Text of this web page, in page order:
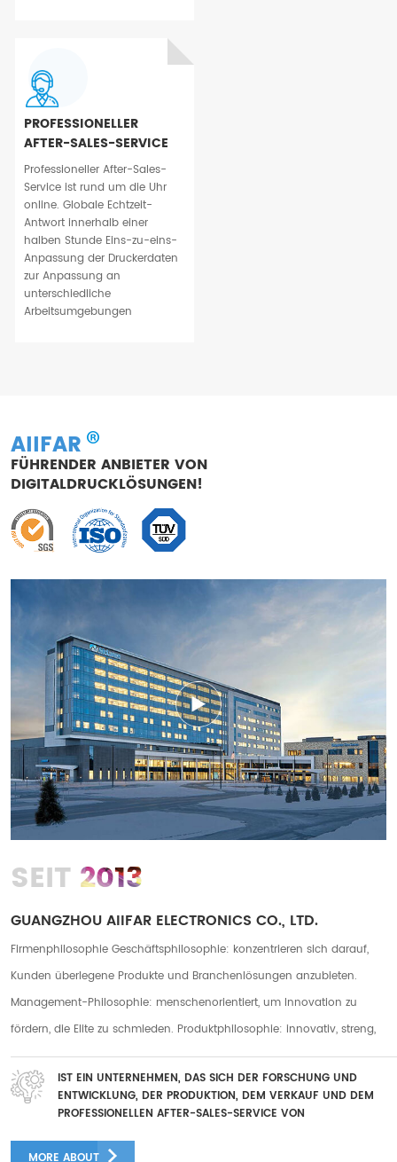
PROFESSIONELLER
AFTER-SALES-SERVICE
Professioneller After-Sales-
Service ist rund um die Uhr
online. Globale Echtzeit-
Antwort innerhalb einer
halben Stunde Eins-zu-eins-
Anpassung der Druckerdaten
zur Anpassung an
unterschiedliche
Arbeitsumgebungen
AIIFAR
FÜHRENDER ANBIETER VON
DIGITALDRUCKLÖSUNGEN!
SEIT 2013
GUANGZHOU AIIFAR ELECTRONICS CO., LTD.
Firmenphilosophie Geschäftsphilosophie: konzentrieren sich darauf,
Kunden überlegene Produkte und Branchenlösungen anzubieten.
Management-Philosophie: menschenorientiert, um Innovation zu
fördern, die Elite zu schmieden. Produktphilosophie: innovativ, streng,
praktisch. Servicephilosophie: fürsorglicher Service, rücksichtsvoller
Service Unser Unternehmen hat zwei Fabriken in Guanazhou und
Foshan mit einer Gesamtfabrikfläche von mehr als 10.000
IST EIN UNTERNEHMEN, DAS SICH DER FORSCHUNG UND
ENTWICKLUNG, DER PRODUKTION, DEM VERKAUF UND DEM
PROFESSIONELLEN AFTER-SALES-SERVICE VON
MORE ABOUT